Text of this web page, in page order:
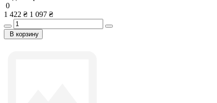
0
1 422 ₴ 1 097 ₴
В корзину